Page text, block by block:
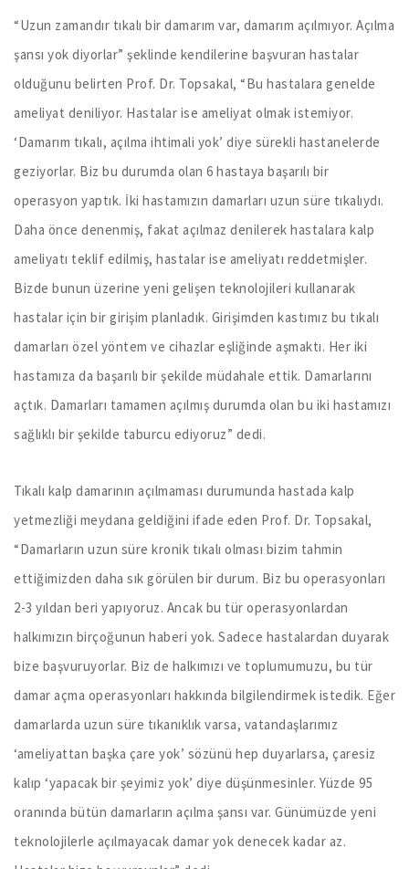
“Uzun zamandır tıkalı bir damarım var, damarım açılmıyor. Açılma
şansı yok diyorlar” şeklinde kendilerine başvuran hastalar
olduğunu belirten Prof. Dr. Topsakal, “Bu hastalara genelde
ameliyat deniliyor. Hastalar ise ameliyat olmak istemiyor.
‘Damarım tıkalı, açılma ihtimali yok’ diye sürekli hastanelerde
geziyorlar. Biz bu durumda olan 6 hastaya başarılı bir
operasyon yaptık. İki hastamızın damarları uzun süre tıkalıydı.
Daha önce denenmiş, fakat açılmaz denilerek hastalara kalp
ameliyatı teklif edilmiş, hastalar ise ameliyatı reddetmişler.
Bizde bunun üzerine yeni gelişen teknolojileri kullanarak
hastalar için bir girişim planladık. Girişimden kastımız bu tıkalı
damarları özel yöntem ve cihazlar eşliğinde aşmaktı. Her iki
hastamıza da başarılı bir şekilde müdahale ettik. Damarlarını
açtık. Damarları tamamen açılmış durumda olan bu iki hastamızı
sağlıklı bir şekilde taburcu ediyoruz” dedi.
Tıkalı kalp damarının açılmaması durumunda hastada kalp
yetmezliği meydana geldiğini ifade eden Prof. Dr. Topsakal,
“Damarların uzun süre kronik tıkalı olması bizim tahmin
ettiğimizden daha sık görülen bir durum. Biz bu operasyonları
2-3 yıldan beri yapıyoruz. Ancak bu tür operasyonlardan
halkımızın birçoğunun haberi yok. Sadece hastalardan duyarak
bize başvuruyorlar. Biz de halkımızı ve toplumumuzu, bu tür
damar açma operasyonları hakkında bilgilendirmek istedik. Eğer
damarlarda uzun süre tıkanıklık varsa, vatandaşlarımız
‘ameliyattan başka çare yok’ sözünü hep duyarlarsa, çaresiz
kalıp ‘yapacak bir şeyimiz yok’ diye düşünmesinler. Yüzde 95
oranında bütün damarların açılma şansı var. Günümüzde yeni
teknolojilerle açılmayacak damar yok denecek kadar az.